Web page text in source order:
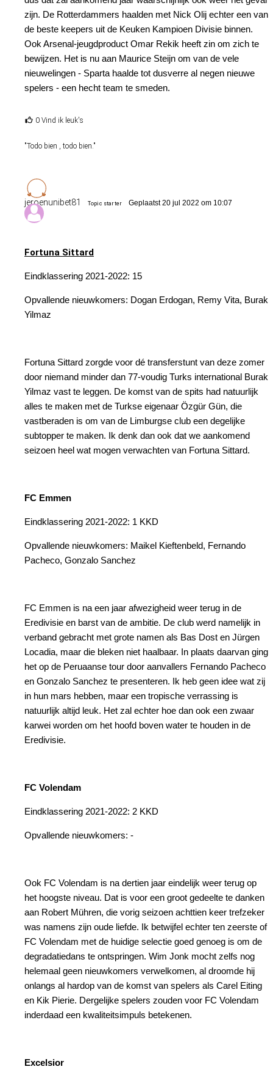
zijn. De Rotterdammers haalden met Nick Olij echter een van
de beste keepers uit de Keuken Kampioen Divisie binnen.
Ook Arsenal-jeugdproduct Omar Rekik heeft zin om zich te
bewijzen. Het is nu aan Maurice Steijn om van de vele
nieuwelingen - Sparta haalde tot dusverre al negen nieuwe
spelers - een hecht team te smeden.
0 Vind ik leuk's
"Todo bien , todo bien."
jeroenunibet81 Topic starter Geplaatst 20 jul 2022 om 10:07
Fortuna Sittard
Eindklassering 2021-2022: 15
Opvallende nieuwkomers: Dogan Erdogan, Remy Vita, Burak
Yilmaz
Fortuna Sittard zorgde voor dé transferstunt van deze zomer
door niemand minder dan 77-voudig Turks international Burak
Yilmaz vast te leggen. De komst van de spits had natuurlijk
alles te maken met de Turkse eigenaar Özgür Gün, die
vastberaden is om van de Limburgse club een degelijke
subtopper te maken. Ik denk dan ook dat we aankomend
seizoen heel wat mogen verwachten van Fortuna Sittard.
FC Emmen
Eindklassering 2021-2022: 1 KKD
Opvallende nieuwkomers: Maikel Kieftenbeld, Fernando
Pacheco, Gonzalo Sanchez
FC Emmen is na een jaar afwezigheid weer terug in de
Eredivisie en barst van de ambitie. De club werd namelijk in
verband gebracht met grote namen als Bas Dost en Jürgen
Locadia, maar die bleken niet haalbaar. In plaats daarvan ging
het op de Peruaanse tour door aanvallers Fernando Pacheco
en Gonzalo Sanchez te presenteren. Ik heb geen idee wat zij
in hun mars hebben, maar een tropische verrassing is
natuurlijk altijd leuk. Het zal echter hoe dan ook een zwaar
karwei worden om het hoofd boven water te houden in de
Eredivisie.
FC Volendam
Eindklassering 2021-2022: 2 KKD
Opvallende nieuwkomers: -
Ook FC Volendam is na dertien jaar eindelijk weer terug op
het hoogste niveau. Dat is voor een groot gedeelte te danken
aan Robert Mühren, die vorig seizoen achttien keer trefzeker
was namens zijn oude liefde. Ik betwijfel echter ten zeerste of
FC Volendam met de huidige selectie goed genoeg is om de
degradatiedans te ontspringen. Wim Jonk mocht zelfs nog
helemaal geen nieuwkomers verwelkomen, al droomde hij
onlangs al hardop van de komst van spelers als Carel Eiting
en Kik Pierie. Dergelijke spelers zouden voor FC Volendam
inderdaad een kwaliteitsimpuls betekenen.
Excelsior